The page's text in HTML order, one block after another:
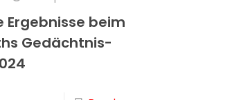
Ergebnisse beim
Gedächtnis-